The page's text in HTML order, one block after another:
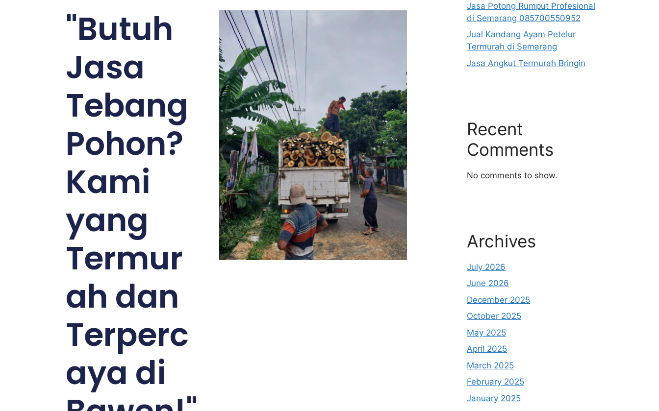
"Butuh
Jasa
Tebang
Pohon?
Kami
yang
Termur
ah dan
Terperc
aya di
Jasa Potong Rumput Profesional
di Semarang 085700550952
Jual Kandang Ayam Petelur
Termurah di Semarang
Jasa Angkut Termurah Bringin
Recent
Comments
No comments to show.
Archives
July 2026
June 2026
December 2025
October 2025
May 2025
April 2025
March 2025
February 2025
January 2025